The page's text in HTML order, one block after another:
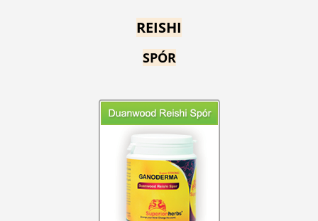
REISHI
SPÓR